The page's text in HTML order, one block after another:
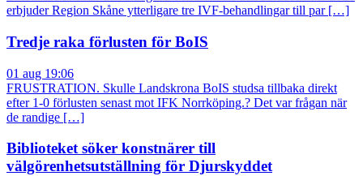
erbjuder Region Skåne ytterligare tre IVF-behandlingar till par […]
Tredje raka förlusten för BoIS
01 aug 19:06
FRUSTRATION. Skulle Landskrona BoIS studsa tillbaka direkt
efter 1-0 förlusten senast mot IFK Norrköping.? Det var frågan när
de randige […]
Biblioteket söker konstnärer till
välgörenhetsutställning för Djurskyddet